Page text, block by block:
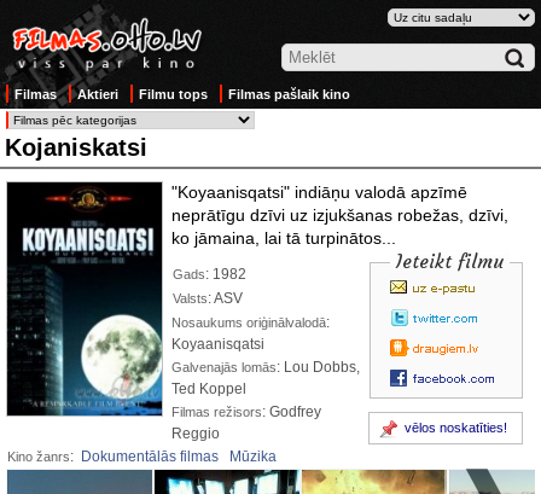
Filmas Aktieri Filmu tops Filmas pašlaik kino
Kojaniskatsi
"Koyaanisqatsi" indiāņu valodā apzīmē
neprātīgu dzīvi uz izjukšanas robežas, dzīvi,
ko jāmaina, lai tā turpinātos...
Ieteikt filmu
vēlos noskatīties!
Gads: 1982
Valsts: ASV
Nosaukums oriģinālvalodā:
Koyaanisqatsi
Galvenajās lomās: Lou Dobbs,
Ted Koppel
Filmas režisors: Godfrey
Reggio
Kino žanrs: Dokumentālās filmas Mūzika